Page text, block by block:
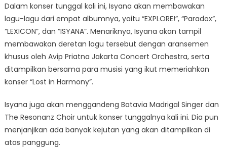
Dalam konser tunggal kali ini, Isyana akan membawakan
lagu-lagu dari empat albumnya, yaitu “EXPLORE!”, “Paradox”,
“LEXICON”, dan “ISYANA”. Menariknya, Isyana akan tampil
membawakan deretan lagu tersebut dengan aransemen
khusus oleh Avip Priatna Jakarta Concert Orchestra, serta
ditampilkan bersama para musisi yang ikut memeriahkan
konser “Lost in Harmony”.
Isyana juga akan menggandeng Batavia Madrigal Singer dan
The Resonanz Choir untuk konser tunggalnya kali ini. Dia pun
menjanjikan ada banyak kejutan yang akan ditampilkan di
atas panggung.